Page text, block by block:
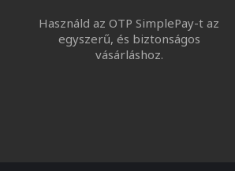
Használd az OTP SimplePay-t az
egyszerű, és biztonságos
vásárláshoz.